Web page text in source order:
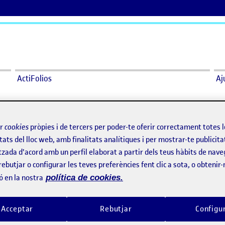
ActiFolios
en el terreno de la comunicación
Diez TIPS que ayudan a recibir una evaluación en arte
per
Úrsula Bischofberger Valdes
U (2023) Devolver la
a mis trabajos (Captura de un
cookies pròpies i de tercers per poder-te oferir correctament totes
del lloc web, amb finalitats analítiques i per mostrar-te
d'acord amb un perfil elaborat a partir dels teus hàbits de
o configurar les teves preferències fent clic a sota, o obtenir-
en la nostra política de cookies.
Rebutjar
Acceptar